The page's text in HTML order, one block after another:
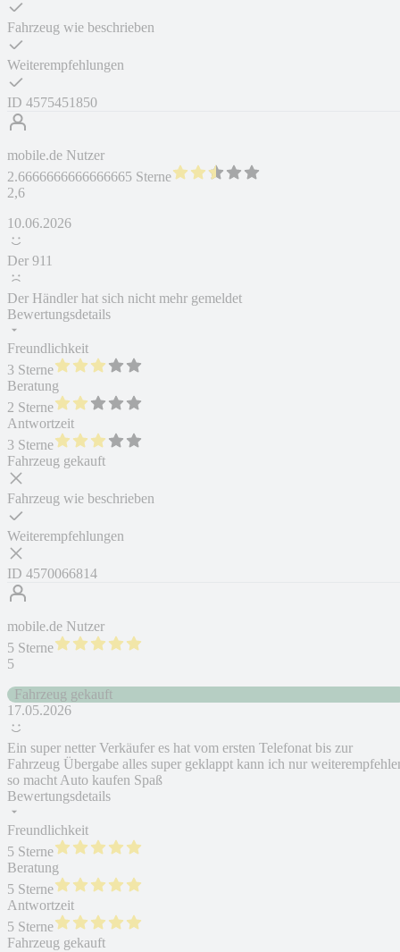
Fahrzeug wie beschrieben
Weiterempfehlungen
ID 4575451850
mobile.de Nutzer
2.6666666666666665 Sterne
2,6
10.06.2026
Der 911
Der Händler hat sich nicht mehr gemeldet
Bewertungsdetails
Freundlichkeit
3 Sterne
Beratung
2 Sterne
Antwortzeit
3 Sterne
Fahrzeug gekauft
Fahrzeug wie beschrieben
Weiterempfehlungen
ID 4570066814
mobile.de Nutzer
5 Sterne
5
Fahrzeug gekauft
17.05.2026
Ein super netter Verkäufer es hat vom ersten Telefonat bis zur
Fahrzeug Übergabe alles super geklappt kann ich nur
so macht Auto kaufen Spaß
Bewertungsdetails
Freundlichkeit
5 Sterne
Beratung
5 Sterne
Antwortzeit
5 Sterne
Fahrzeug gekauft